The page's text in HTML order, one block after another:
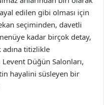
edilen gibi olması için
seçiminden, davetli
kadar birçok detay,
titizlikle
Düğün Salonları,
hayalini süsleyen bir